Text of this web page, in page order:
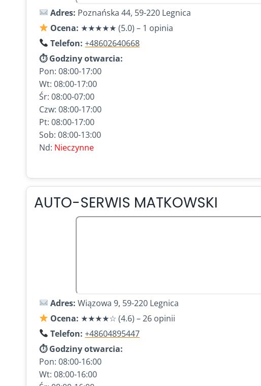
Adres: Poznańska 44, 59-220 Legnica
Ocena: ★★★★★ (5.0) – 1 opinia
Telefon: +48602640668
⏱ Godziny otwarcia:
Pon: 08:00-17:00
Wt: 08:00-17:00
Śr: 08:00-07:00
Czw: 08:00-17:00
Pt: 08:00-17:00
Sob: 08:00-13:00
Nd: Nieczynne
AUTO-SERWIS MATKOWSKI
Adres: Wiązowa 9, 59-220 Legnica
Ocena: ★★★★☆ (4.6) – 26 opinii
Telefon: +48604895447
⏱ Godziny otwarcia:
Pon: 08:00-16:00
Wt: 08:00-16:00